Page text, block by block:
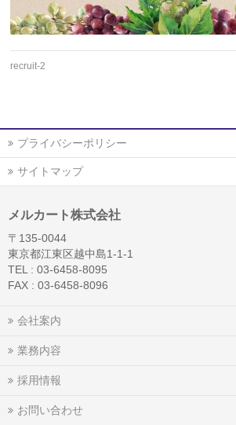
recruit-2
プライバシーポリシー
サイトマップ
メルカート株式会社
〒135-0044
東京都江東区越中島1-1-1
TEL : 03-6458-8095
FAX : 03-6458-8096
会社案内
業務内容
採用情報
お問い合わせ